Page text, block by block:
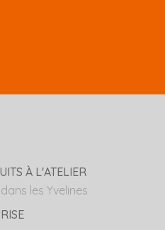
À L'ATELIER
les Yvelines